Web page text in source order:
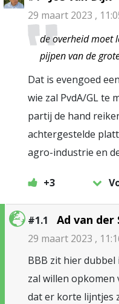
29 maart 2023 ,
de overheid moet
pijpen van de
Dat is evengoed
wie zal PvdA/GL te
partij de hand
achtergestelde
agro-industrie en
+3
#1.1 Ad van der
29 maart 2023 ,
BBB zit hier dubbel
zal willen opkomen
dat er korte lijntjes